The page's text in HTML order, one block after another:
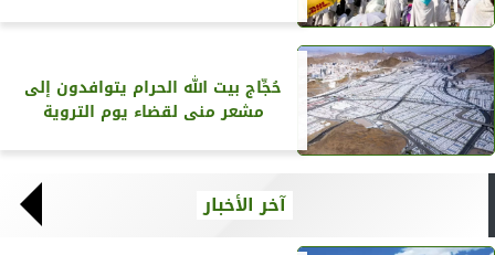
حُجِّاج بيت الله الحرام يتوافدون إلى
مشعر منى لقضاء يوم التروية
آخر الأخبار